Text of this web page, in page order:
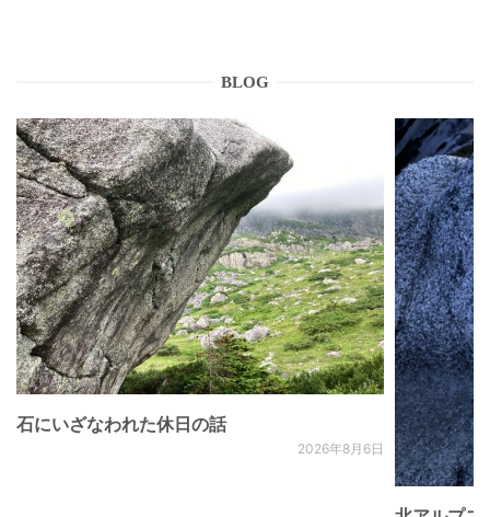
BLOG
石にいざなわれた休日の話
2026年8月6日